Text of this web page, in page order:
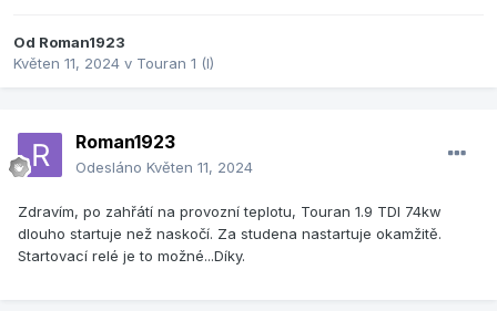
Od Roman1923
Květen 11, 2024 v Touran 1 (I)
Roman1923
Odesláno Květen 11, 2024
Zdravím, po zahřátí na provozní teplotu, Touran 1.9 TDI 74kw
dlouho startuje než naskočí. Za studena nastartuje okamžitě.
Startovací relé je to možné...Díky.